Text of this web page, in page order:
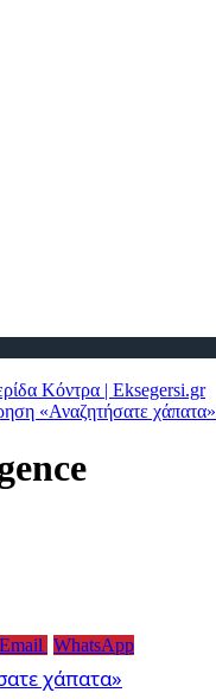
«Αναζητήσατε χάπατα»
Email WhatsApp
χάπατα»